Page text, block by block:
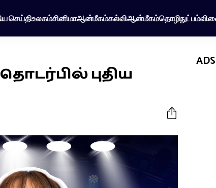
செய்திஉலகம்சினிமாஆன்மீகம்கல்விஆன்மீகம்தொழிநுட்பம்
புதிய
ADS